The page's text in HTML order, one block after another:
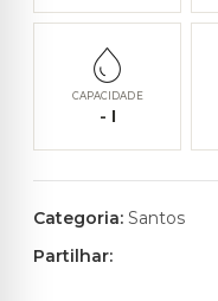
CAPACIDADE
- l
Categoria: Santos
Partilhar: